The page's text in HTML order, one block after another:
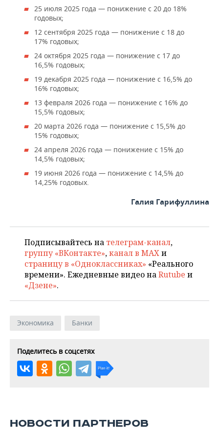
25 июля 2025 года — понижение с 20 до 18%
годовых;
12 сентября 2025 года — понижение с 18 до
17% годовых;
24 октября 2025 года — понижение с 17 до
16,5% годовых;
19 декабря 2025 года — понижение с 16,5% до
16% годовых;
13 февраля 2026 года — понижение с 16% до
15,5% годовых;
20 марта 2026 года — понижение с 15,5% до
15% годовых;
24 апреля 2026 года — понижение с 15% до
14,5% годовых;
19 июня 2026 года — понижение с 14,5% до
14,25% годовых.
Галия Гарифуллина
Подписывайтесь на телеграм-канал,
группу «ВКонтакте»,канал в MAXи
страницу в «Одноклассниках» «Реального
времени». Ежедневные видео наRutube и
«Дзене».
Экономика Банки
Поделитесь в соцсетях
НОВОСТИ ПАРТНЕРОВ